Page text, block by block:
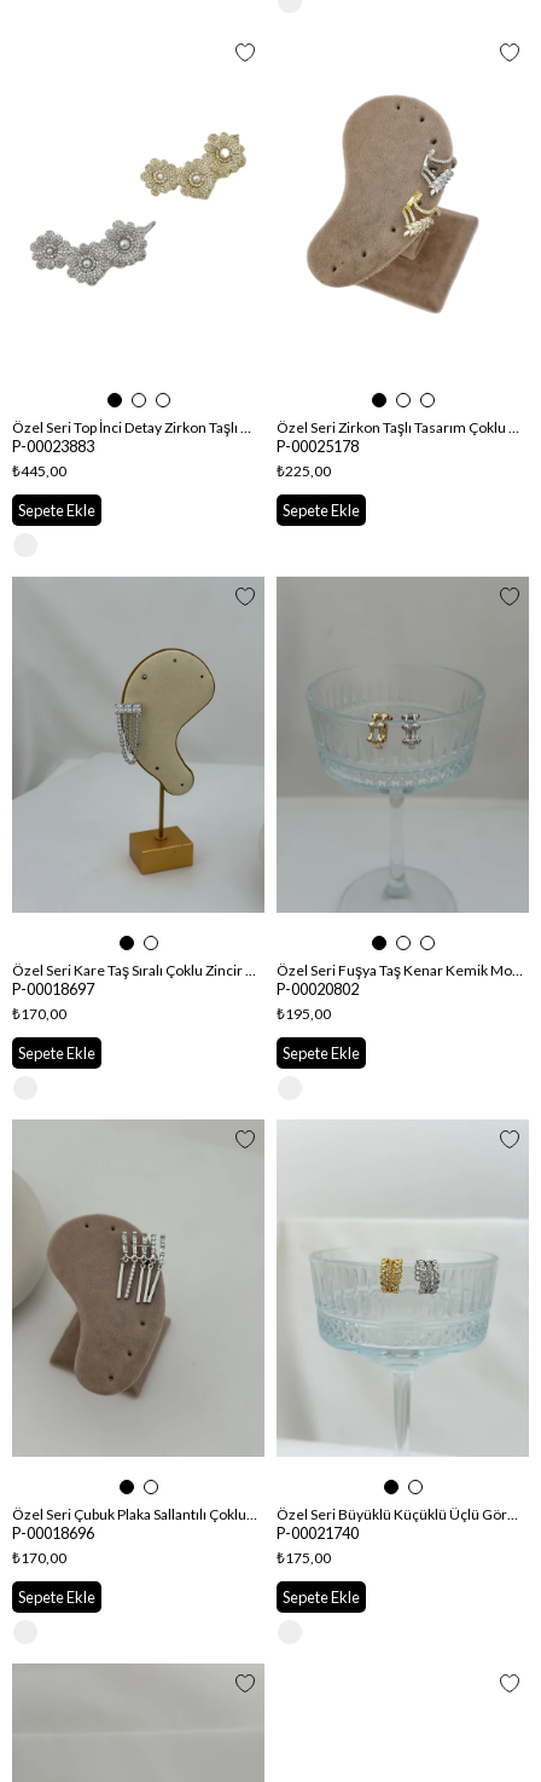
Özel Seri Top İnci Detay Zirkon Taşlı Çiçek Sıralı Kıkırdaklı Küpe ( Sol Kulak Uyumludur.)
P-00023883
₺445,00
Sepete Ekle
Özel Seri Zirkon Taşlı Tasarım Çoklu Görünüm Kıkırdak Küpe
P-00025178
₺225,00
Sepete Ekle
Özel Seri Kare Taş Sıralı Çoklu Zincir Sallantılı Kıkırdak Küpe (Sağ Kulak Uyumludur)
P-00018697
₺170,00
Sepete Ekle
Özel Seri Fuşya Taş Kenar Kemik Model Kıkırdak Küpe
P-00020802
₺195,00
Sepete Ekle
Özel Seri Çubuk Plaka Sallantılı Çoklu Görünüm Kıkırdak Küpe (Sol Kulak Uyumludur)
P-00018696
₺170,00
Sepete Ekle
Özel Seri Büyüklü Küçüklü Üçlü Görünüm Nokta Zirkon Taşlı Kıkırdak Küpe
P-00021740
₺175,00
Sepete Ekle